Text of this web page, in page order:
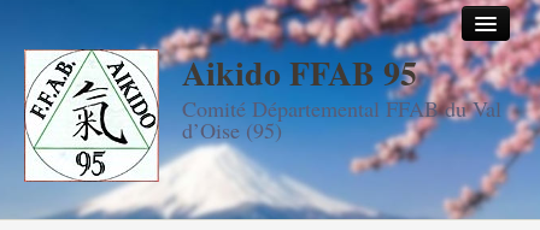
Aikido FFAB 95
Comité Départemental FFAB du Val
d’Oise (95)
Accueil
Les dojos
Stages
Les enseignants